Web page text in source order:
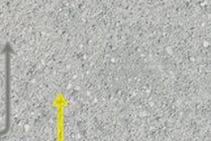
მოითხოვე საჯარო ინფორმაცია